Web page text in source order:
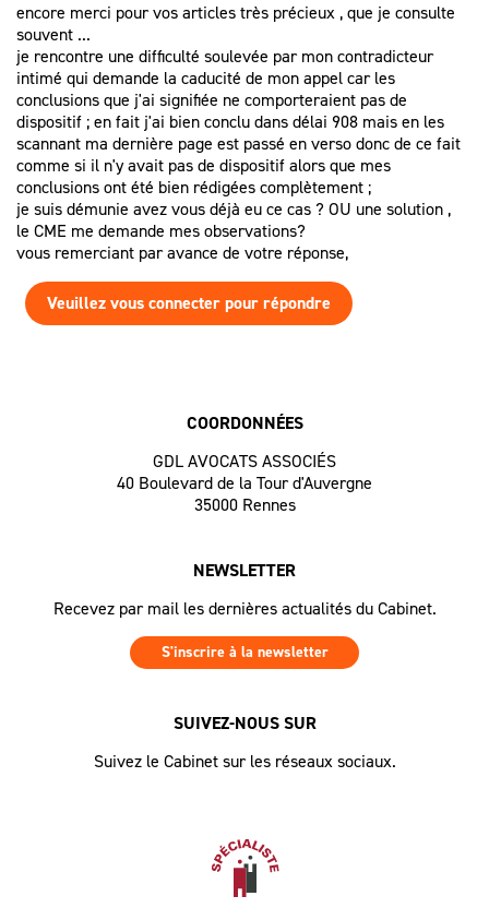
encore merci pour vos articles très précieux , que je consulte
souvent ...
je rencontre une difficulté soulevée par mon contradicteur
intimé qui demande la caducité de mon appel car les
conclusions que j'ai signifiée ne comporteraient pas de
dispositif ; en fait j'ai bien conclu dans délai 908 mais en les
scannant ma dernière page est passé en verso donc de ce fait
comme si il n'y avait pas de dispositif alors que mes
conclusions ont été bien rédigées complètement ;
je suis démunie avez vous déjà eu ce cas ? OU une solution ,
le CME me demande mes observations?
vous remerciant par avance de votre réponse,
Veuillez vous connecter pour répondre
COORDONNÉES
GDL AVOCATS ASSOCIÉS
40 Boulevard de la Tour d'Auvergne
35000 Rennes
NEWSLETTER
Recevez par mail les dernières actualités du Cabinet.
S'inscrire à la newsletter
SUIVEZ-NOUS SUR
Suivez le Cabinet sur les réseaux sociaux.